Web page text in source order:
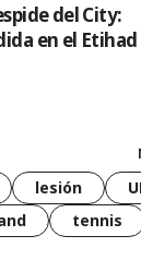
del City:
en el Etihad
lesión
tennis